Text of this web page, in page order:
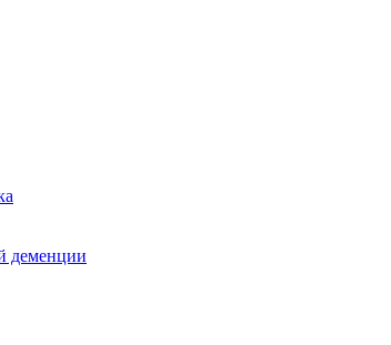
деменции